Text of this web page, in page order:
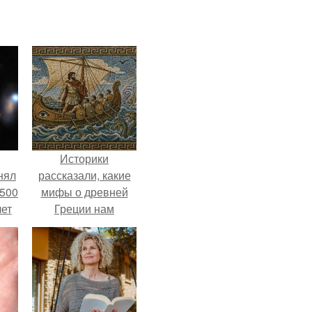
Историки
рассказали, какие
мифы о древней
Греции нам
навязало кино.